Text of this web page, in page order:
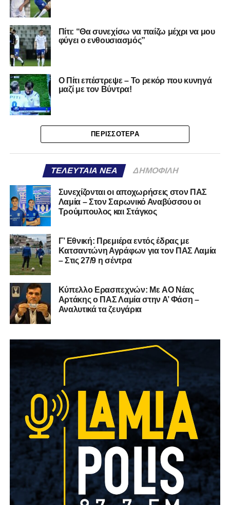
Πίτι: “Θα συνεχίσω να παίζω μέχρι να μου
φύγει ο ενθουσιασμός”
Ο Πίτι επέστρεψε – Το ρεκόρ που κυνηγά
μαζί με τον Βύντρα!
ΠΕΡΙΣΣΌΤΕΡΑ
ΤΕΛΕΥΤΑΊΑ ΝΈΑ ΔΗΜΟΦΙΛΉ
Συνεχίζονται οι αποχωρήσεις στον ΠΑΣ
Λαμία – Στον Σαρωνικό Αναβύσσου οι
Τρούμπουλος και Στάγκος
Γ’ Εθνική: Πρεμιέρα εντός έδρας με
Κατσαντώνη Αγράφων για τον ΠΑΣ Λαμία
– Στις 27/9 η σέντρα
Kύπελλο Ερασιτεχνών: Με AO Nέας
Αρτάκης ο ΠΑΣ Λαμία στην Α’ Φάση –
Αναλυτικά τα ζευγάρια